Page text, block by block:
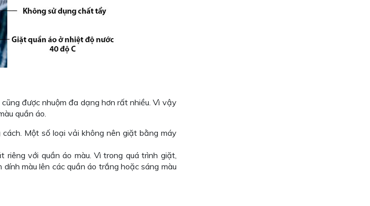
được nhuộm đa dạng hơn rất nhiều. Vì vậy
quần áo.
Một số loại vải không nên giặt bằng máy
với quần áo màu. Vì trong quá trình giặt,
màu lên các quần áo trắng hoặc sáng màu